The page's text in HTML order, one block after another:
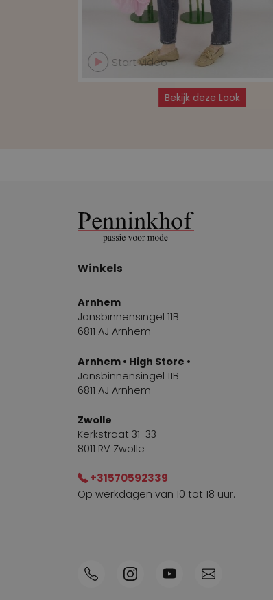
Start video
Bekijk deze Look
Winkels
Arnhem
Jansbinnensingel 11B
6811 AJ Arnhem
Arnhem • High Store •
Jansbinnensingel 11B
6811 AJ Arnhem
Zwolle
Kerkstraat 31-33
8011 RV Zwolle
+31570592339
Op werkdagen van 10 tot 18 uur.